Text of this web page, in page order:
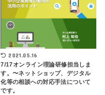
2021.05.16
7/17オンライン理論研修担当しま
す。〜ネットショップ、デジタル
化等の相談への対応手法について
です。